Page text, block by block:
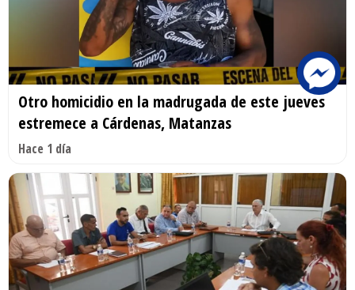
Otro homicidio en la madrugada de este jueves
estremece a Cárdenas, Matanzas
Hace 1 día